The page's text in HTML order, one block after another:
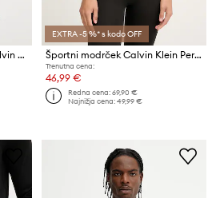
Kratka majica za vadbo Calvin Klein Performance
EXTRA -5 %* s kodo OFF
Športni modrček Calvin Klein Performance
Trenutna cena:
46,99 €
Redna cena:69,90 €
Najnižja cena:49,99 €